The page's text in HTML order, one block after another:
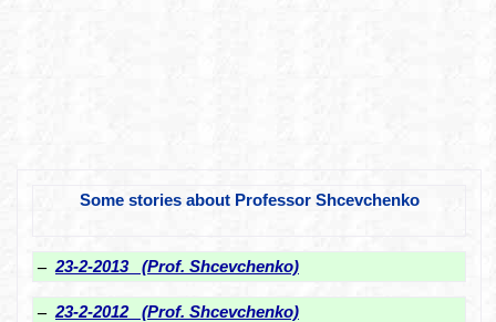
Some stories about Professor Shcevchenko
– 23-2-2013 (Prof. Shcevchenko)
– 23-2-2012 (Prof. Shcevchenko)